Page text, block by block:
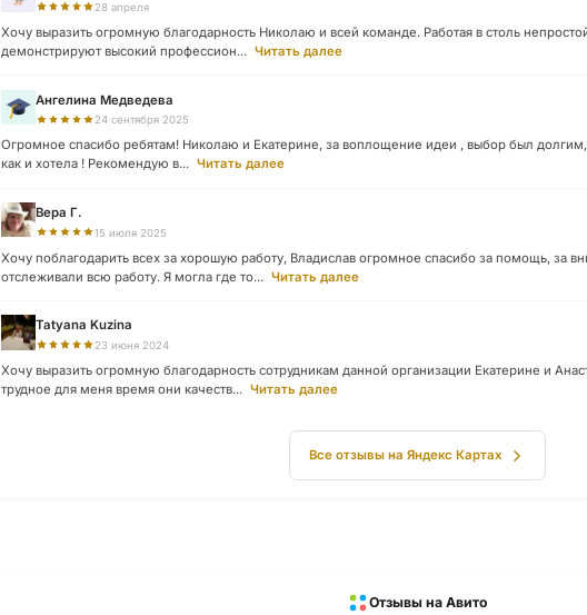
28 апреля
Хочу выразить огромную благодарность Николаю и всей команде. Работая в столь
демонстрируют высокий профессион... Читать далее
Ангелина Медведева
24 сентября 2025
Огромное спасибо ребятам! Николаю и Екатерине, за воплощение идеи , выбор был
как и хотела ! Рекомендую в... Читать далее
Вера Г.
15 июля 2025
Хочу поблагодарить всех за хорошую работу, Владислав огромное спасибо за помощь, за
отслеживали всю работу. Я могла где то... Читать далее
Tatyana Kuzina
23 июня 2024
Хочу выразить огромную благодарность сотрудникам данной организации Екатерине и
трудное для меня время они качеств... Читать далее
Все отзывы на Яндекс Картах
Отзывы на Авито